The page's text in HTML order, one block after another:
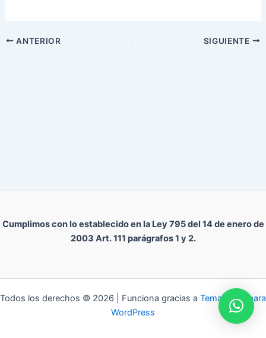
ANTERIOR SIGUIENTE
Cumplimos con lo establecido en la Ley 795 del 14 de enero de
2003 Art. 111 parágrafos 1 y 2.
Todos los derechos © 2026 | Funciona gracias a Tema Astra para
WordPress